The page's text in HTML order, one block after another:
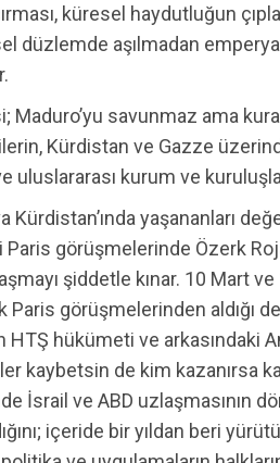
küresel haydutluğun
düzlemde aşılmadan
Maduro’yu savunmaz ama
Kürdistan ve Gazze
uluslararası kurum ve
Kürdistan’ında yaşananları
görüşmelerinde Özerk
şiddetle kınar. 10 Mart ve
Paris görüşmelerinden aldığı
HTŞ hükümeti ve arkasındaki
kaybetsin de kim kazanırsa
İsrail ve ABD uzlaşmasının
içeride bir yıldan beri